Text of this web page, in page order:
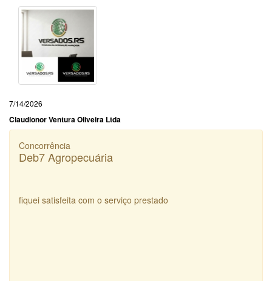
7/14/2026
Claudionor Ventura Oliveira Ltda
Concorrência
Deb7 Agropecuária
fiquei satisfeita com o serviço prestado